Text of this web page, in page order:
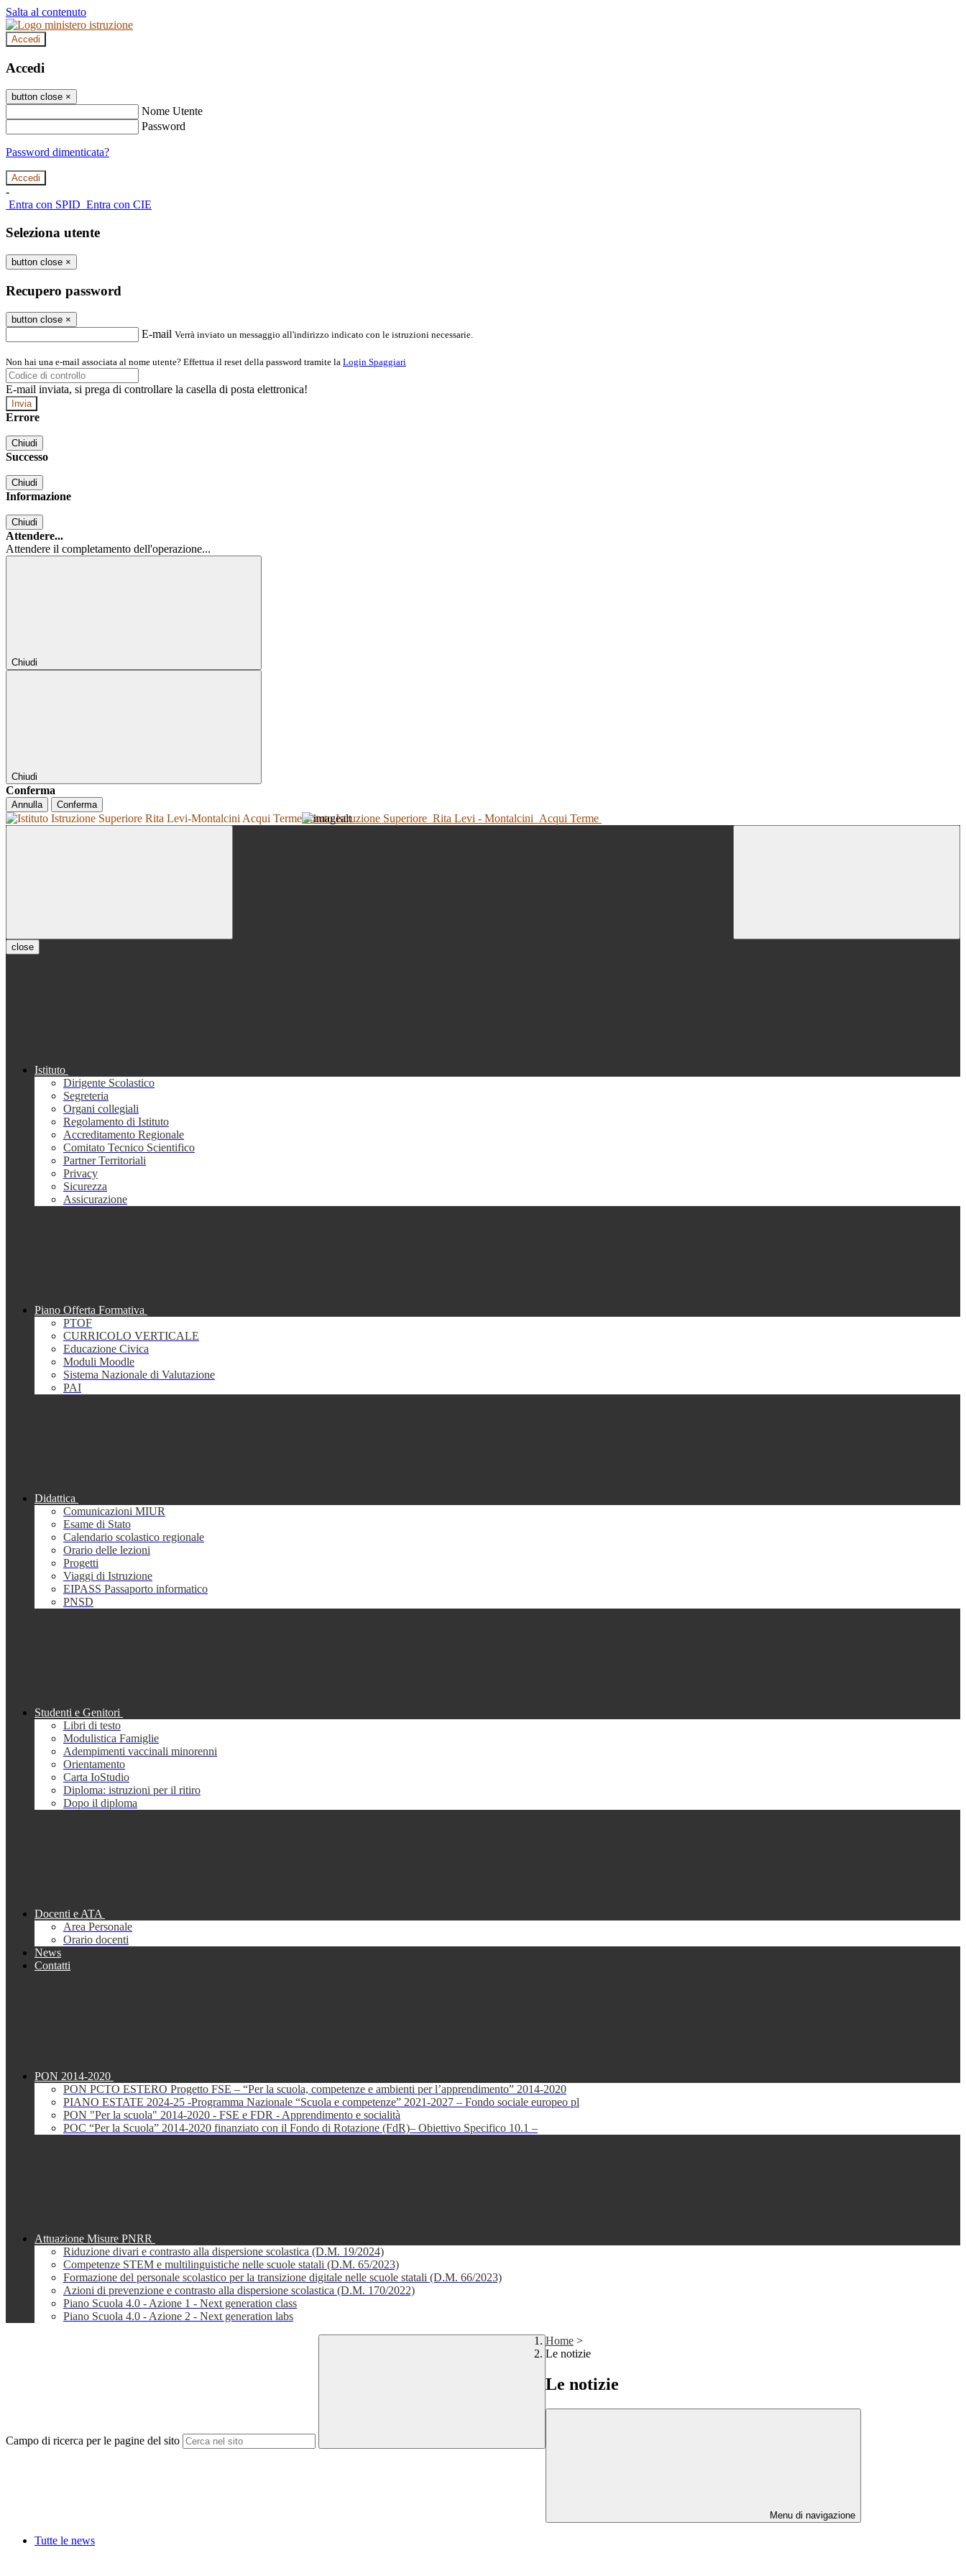
Salta al contenuto
Accedi
Accedi
button close ×
Nome Utente
Password
Password dimenticata?
-
Entra con SPID Entra con CIE
Seleziona utente
button close ×
Recupero password
button close ×
E-mail Verrà inviato un messaggio all'indirizzo indicato con le istruzioni necessarie.
Non hai una e-mail associata al nome utente? Effettua il reset della password tramite la Login Spaggiari
E-mail inviata, si prega di controllare la casella di posta elettronica!
Errore
Chiudi
Successo
Chiudi
Informazione
Chiudi
Attendere...
Attendere il completamento dell'operazione...
Chiudi
Chiudi
Conferma
Annulla Conferma
Istituto Istruzione Superiore Rita Levi - Montalcini Acqui Terme
close
Istituto
Dirigente Scolastico
Segreteria
Organi collegiali
Regolamento di Istituto
Accreditamento Regionale
Comitato Tecnico Scientifico
Partner Territoriali
Privacy
Sicurezza
Assicurazione
Piano Offerta Formativa
PTOF
CURRICOLO VERTICALE
Educazione Civica
Moduli Moodle
Sistema Nazionale di Valutazione
PAI
Didattica
Comunicazioni MIUR
Esame di Stato
Calendario scolastico regionale
Orario delle lezioni
Progetti
Viaggi di Istruzione
EIPASS Passaporto informatico
PNSD
Studenti e Genitori
Libri di testo
Modulistica Famiglie
Adempimenti vaccinali minorenni
Orientamento
Carta IoStudio
Diploma: istruzioni per il ritiro
Dopo il diploma
Docenti e ATA
Area Personale
Orario docenti
News
Contatti
PON 2014-2020
PON PCTO ESTERO Progetto FSE – “Per la scuola, competenze e ambienti per l’apprendimento” 2014-2020
PIANO ESTATE 2024-25 -Programma Nazionale “Scuola e competenze” 2021-2027 – Fondo sociale europeo pl
PON "Per la scuola" 2014-2020 - FSE e FDR - Apprendimento e socialità
POC “Per la Scuola” 2014-2020 finanziato con il Fondo di Rotazione (FdR)– Obiettivo Specifico 10.1 –
Attuazione Misure PNRR
Riduzione divari e contrasto alla dispersione scolastica (D.M. 19/2024)
Competenze STEM e multilinguistiche nelle scuole statali (D.M. 65/2023)
Formazione del personale scolastico per la transizione digitale nelle scuole statali (D.M. 66/2023)
Azioni di prevenzione e contrasto alla dispersione scolastica (D.M. 170/2022)
Piano Scuola 4.0 - Azione 1 - Next generation class
Piano Scuola 4.0 - Azione 2 - Next generation labs
Campo di ricerca per le pagine del sito
Home >
Le notizie
Le notizie
Menu di navigazione
Tutte le news